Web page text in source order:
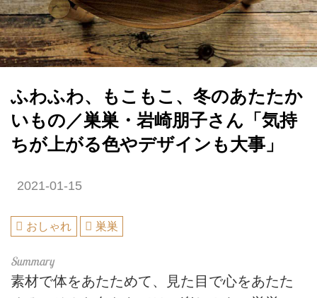
ふわふわ、もこもこ、冬のあたたか
いもの／巣巣・岩崎朋子さん「気持
ちが上がる色やデザインも大事」
2021-01-15
おしゃれ 巣巣
素材で体をあたためて、見た目で心をあたた